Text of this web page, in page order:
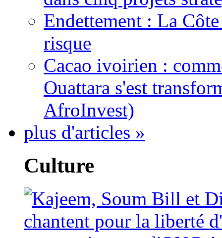
Endettement : La
risque
Cacao ivoirien :
Ouattara s'est
AfroInvest)
plus d'articles »
Culture